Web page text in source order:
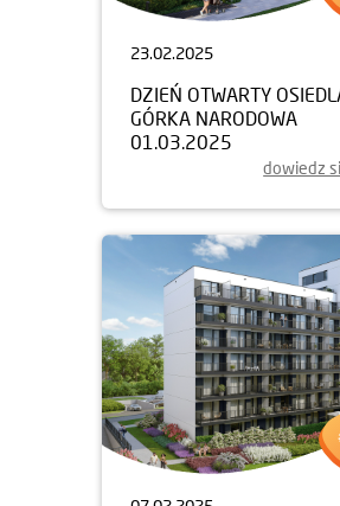
23.02.2025
DZIEŃ OTWARTY
GÓRKA NARODOWA
01.03.2025
dowiedz